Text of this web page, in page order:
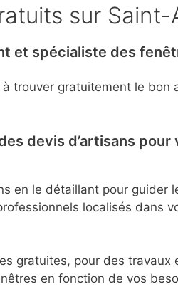
sur Saint-
et spécialiste des
trouver gratuitement le bon
devis d’artisans pour
en le détaillant pour guider
localisés dans
gratuites, pour des travaux
en fonction de vos